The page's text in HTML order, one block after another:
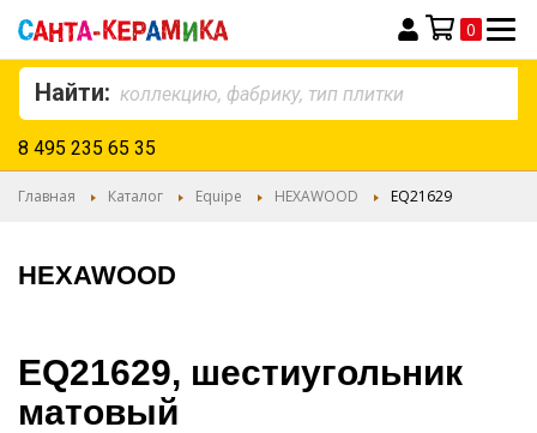
Моя корзина
0
Найти:
8 495 235 65 35
Главная Каталог Equipe HEXAWOOD EQ21629
HEXAWOOD
EQ21629, шестиугольник
матовый